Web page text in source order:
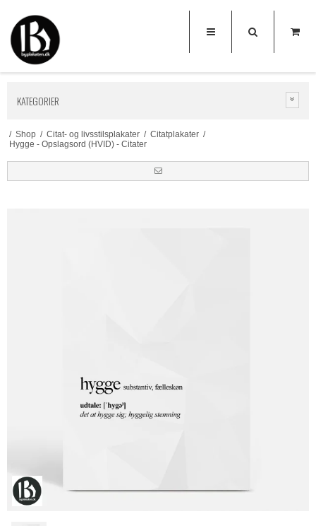
KATEGORIER
/ Shop / Citat- og livsstilsplakater / Citatplakater /
Hygge - Opslagsord (HVID) - Citater